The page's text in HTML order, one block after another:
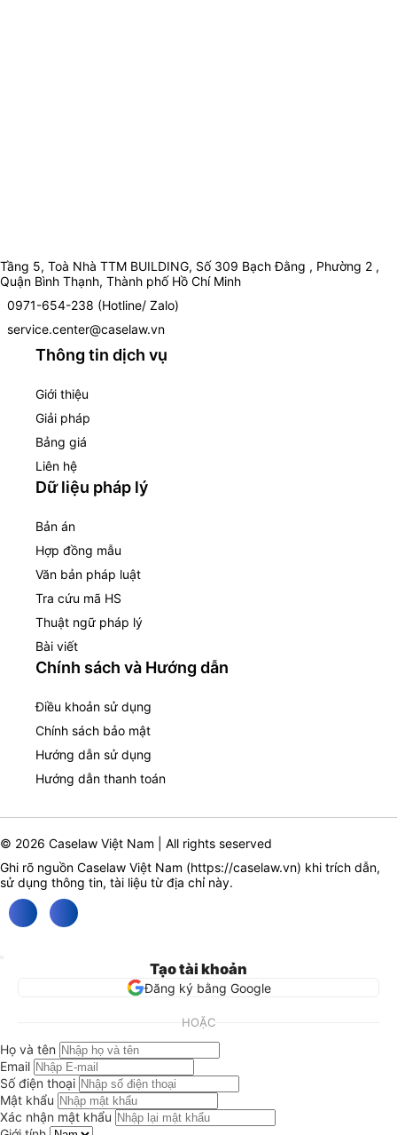
Tầng 5, Toà Nhà TTM BUILDING, Số 309 Bạch Đằng , Phường 2 ,
Quận Bình Thạnh, Thành phố Hồ Chí Minh
0971-654-238 (Hotline/ Zalo)
service.center@caselaw.vn
Thông tin dịch vụ
Giới thiệu
Giải pháp
Bảng giá
Liên hệ
Dữ liệu pháp lý
Bản án
Hợp đồng mẫu
Văn bản pháp luật
Tra cứu mã HS
Thuật ngữ pháp lý
Bài viết
Chính sách và Hướng dẫn
Điều khoản sử dụng
Chính sách bảo mật
Hướng dẫn sử dụng
Hướng dẫn thanh toán
© 2026 Caselaw Việt Nam | All rights seserved
Ghi rõ nguồn Caselaw Việt Nam (https://caselaw.vn) khi trích dẫn,
sử dụng thông tin, tài liệu từ địa chỉ này.
Tạo tài khoản
Đăng ký bằng Google
HOẶC
Họ và tên
Email
Số điện thoại
Mật khẩu
Xác nhận mật khẩu